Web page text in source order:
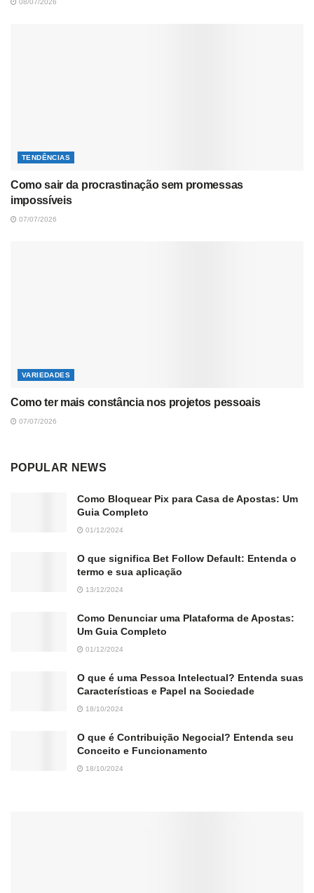
08/07/2026
TENDÊNCIAS
Como sair da procrastinação sem promessas
impossíveis
07/07/2026
VARIEDADES
Como ter mais constância nos projetos pessoais
07/07/2026
POPULAR NEWS
Como Bloquear Pix para Casa de Apostas: Um
Guia Completo
01/12/2024
O que significa Bet Follow Default: Entenda o
termo e sua aplicação
13/12/2024
Como Denunciar uma Plataforma de Apostas:
Um Guia Completo
01/12/2024
O que é uma Pessoa Intelectual? Entenda suas
Características e Papel na Sociedade
18/10/2024
O que é Contribuição Negocial? Entenda seu
Conceito e Funcionamento
18/10/2024